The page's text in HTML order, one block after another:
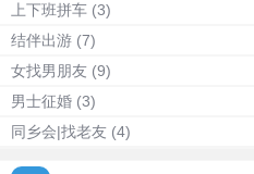
上下班拼车 (3)
结伴出游 (7)
女找男朋友 (9)
男士征婚 (3)
同乡会|找老友 (4)